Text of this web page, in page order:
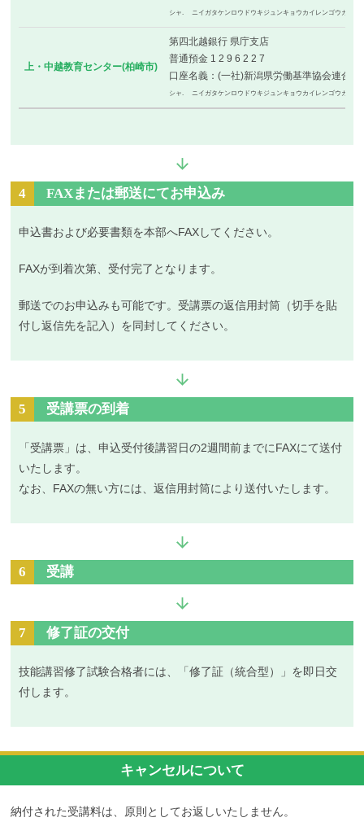
シャ. ニイガタケンロウドウキジュンキョウカイレンゴウカイ
上・中越教育センター(柏崎市)
第四北越銀行 県庁支店
普通預金 1 2 9 6 2 2 7
口座名義：(一社)新潟県労働基準協会連合会
シャ. ニイガタケンロウドウキジュンキョウカイレンゴウカイ
4 FAXまたは郵送にてお申込み
申込書および必要書類を本部へFAXしてください。
FAXが到着次第、受付完了となります。
郵送でのお申込みも可能です。受講票の返信用封筒（切手を貼
付し返信先を記入）を同封してください。
5 受講票の到着
「受講票」は、申込受付後講習日の2週間前までにFAXにて送付
いたします。
なお、FAXの無い方には、返信用封筒により送付いたします。
6 受講
7 修了証の交付
技能講習修了試験合格者には、「修了証（統合型）」を即日交
付します。
キャンセルについて
納付された受講料は、原則としてお返しいたしません。